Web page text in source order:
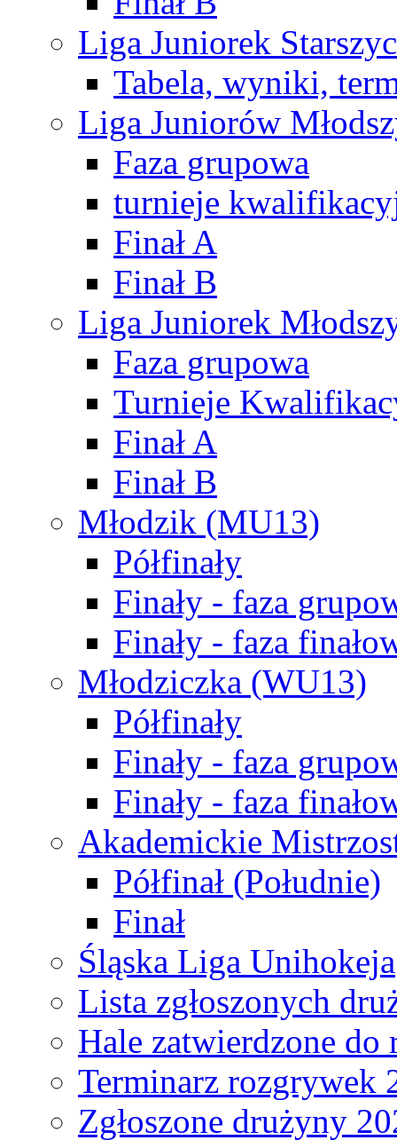
Liga Juniorek
Tabela, wyniki,
Liga Juniorów
Faza grupowa
turnieje
Finał A
Finał B
Liga Juniorek
Faza grupowa
Turnieje
Finał A
Finał B
Młodzik (MU13)
Półfinały
Finały - faza
Finały - faza
Młodziczka (WU13)
Półfinały
Finały - faza
Finały - faza
Akademickie
Półfinał (Południe)
Finał
Śląska Liga Unihokeja
Lista zgłoszonych
Hale zatwierdzone do
Terminarz rozgrywek
Zgłoszone drużyny